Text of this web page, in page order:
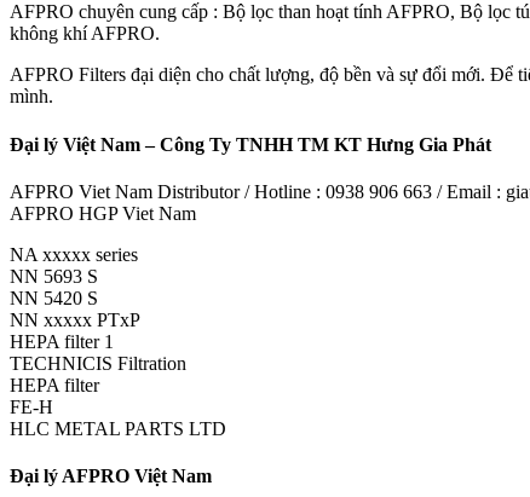
AFPRO chuyên cung cấp : Bộ lọc than hoạt tính AFPRO, Bộ
không khí AFPRO.
AFPRO Filters đại diện cho chất lượng, độ bền và sự đổi mới. Để
mình.
Đại lý Việt Nam – Công Ty TNHH TM KT Hưng Gia Phát
AFPRO Viet Nam Distributor / Hotline : 0938 906 663 / Email :
AFPRO HGP Viet Nam
NA xxxxx series
NN 5693 S
NN 5420 S
NN xxxxx PTxP
HEPA filter 1
TECHNICIS Filtration
HEPA filter
FE-H
HLC METAL PARTS LTD
Đại lý AFPRO Việt Nam